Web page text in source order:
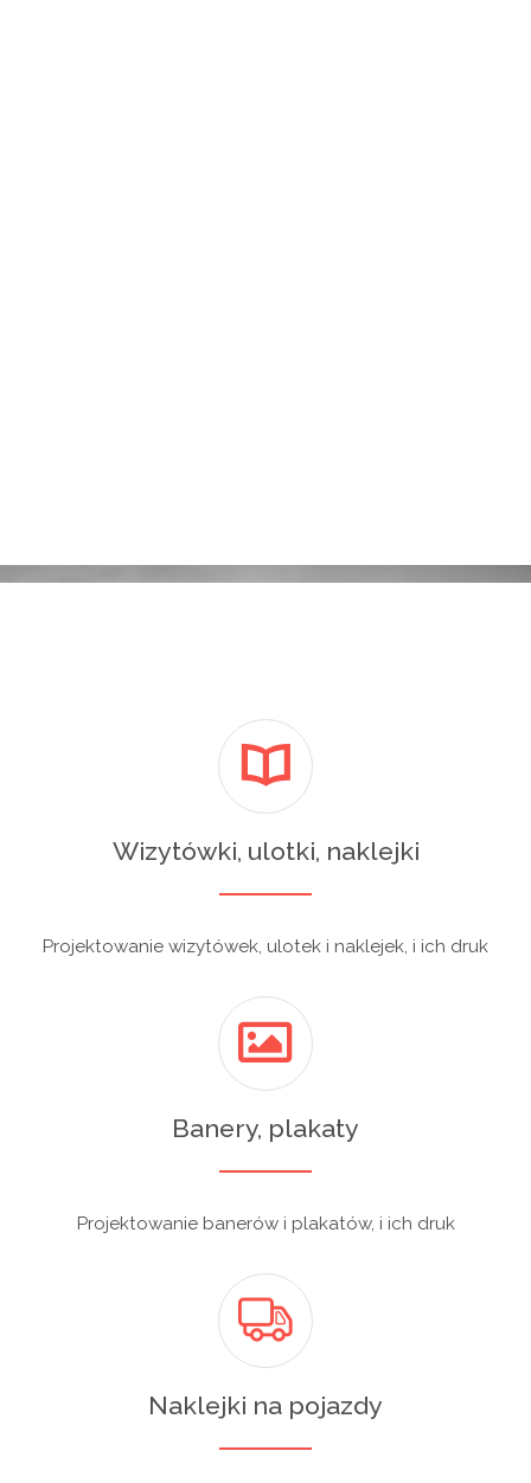
Wizytówki, ulotki, naklejki
Projektowanie wizytówek, ulotek i naklejek, i ich druk
Banery, plakaty
Projektowanie banerów i plakatów, i ich druk
Naklejki na pojazdy